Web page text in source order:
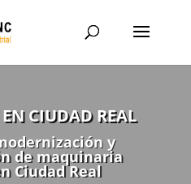
CIUDAD REAL
y
de maquinaria
Ciudad Real